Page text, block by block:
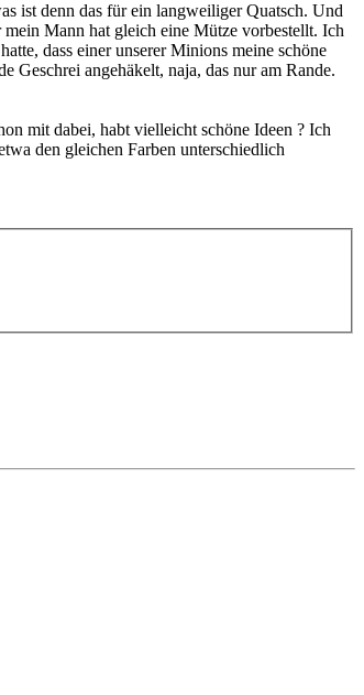
ist denn das für ein langweiliger Quatsch. Und
Mann hat gleich eine Mütze vorbestellt. Ich
dass einer unserer Minions meine schöne
Geschrei angehäkelt, naja, das nur am Rande.
mit dabei, habt vielleicht schöne Ideen ? Ich
den gleichen Farben unterschiedlich